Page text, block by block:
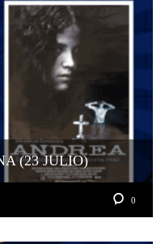
(23 JULIO)
0